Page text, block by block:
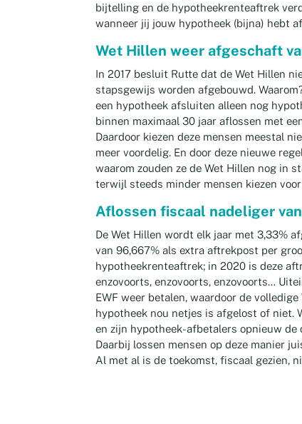
bijtelling en de hypotheekrenteaftrek
wanneer jij jouw hypotheek (bijna) hebt
Wet Hillen weer afgeschaft
In 2017 besluit Rutte dat de Wet Hillen
stapsgewijs worden afgebouwd.
een hypotheek afsluiten alleen nog
binnen maximaal 30 jaar aflossen met
Daardoor kiezen deze mensen meestal
meer voordelig. En door deze nieuwe
waarom zouden ze de Wet Hillen nog in
terwijl steeds minder mensen kiezen
Aflossen fiscaal nadeliger
De Wet Hillen wordt elk jaar met 3,33%
van 96,667% als extra aftrekpost per
hypotheekrenteaftrek; in 2020 is deze
enzovoorts, enzovoorts, enzovoorts…
EWF weer betalen, waardoor de
hypotheek nou netjes is afgelost of niet.
en zijn hypotheek-afbetalers opnieuw de
Daarbij lossen mensen op deze manier
Al met al is de toekomst, fiscaal gezien,